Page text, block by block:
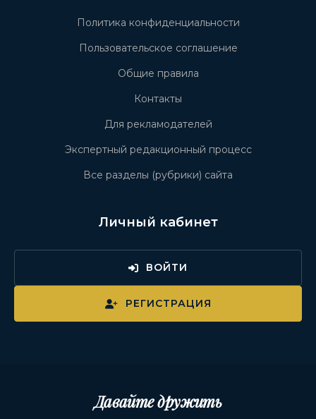
Политика конфиденциальности
Пользовательское соглашение
Общие правила
Контакты
Для рекламодателей
Экспертный редакционный процесс
Все разделы (рубрики) сайта
Личный кабинет
ВОЙТИ
РЕГИСТРАЦИЯ
Давайте дружить